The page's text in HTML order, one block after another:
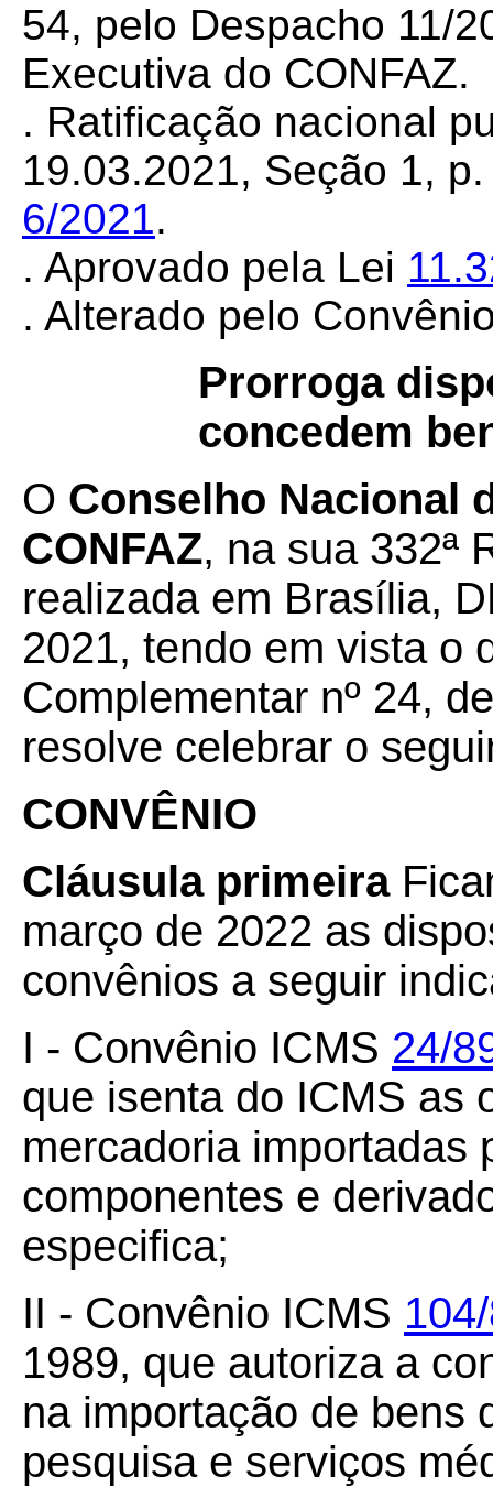
54, pelo Despacho 11/
Executiva do CONFAZ.
. Ratificação nacional
19.03.2021, Seção 1,
6/2021.
. Aprovado pela Lei
. Alterado pelo
Prorroga
concedem
O Conselho Nacional
CONFAZ, na sua 332ª
realizada em Brasília,
2021, tendo em vista o
Complementar nº 24,
resolve celebrar o
CONVÊNIO
Cláusula primeira
março de 2022 as
convênios a seguir
I - Convênio ICMS 24/
que isenta do ICMS as
mercadoria importadas
componentes e
especifica;
II - Convênio ICMS
1989, que autoriza a
na importação de bens
pesquisa e serviços